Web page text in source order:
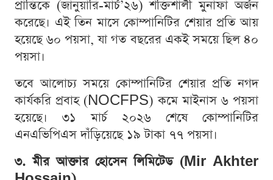
প্রান্তিকে (জানুয়ারি-মার্চ’২৬) শক্তিশালী মুনাফা অর্জন
করেছে। এই তিন মাসে কোম্পানিটির শেয়ার প্রতি আয়
হয়েছে ৬০ পয়সা, যা গত বছরের একই সময়ে ছিল ৪০
পয়সা।
তবে আলোচ্য সময়ে কোম্পানিটির শেয়ার প্রতি নগদ
কার্যকরি প্রবাহ (NOCFPS) কমে মাইনাস ৬ পয়সা
হয়েছে। ৩১ মার্চ ২০২৬ শেষে কোম্পানিটির
এনএভিপিএস দাঁড়িয়েছে ১৯ টাকা ৭৭ পয়সা।
৩. মীর আক্তার হোসেন লিমিটেড (Mir Akhter